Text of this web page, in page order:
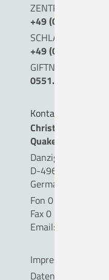
ZENTRALE
+49 (0) 54 31 . 15 -
+49 (0) 5431. 15
GIFTNOTRUF
0551.19240
Kontakt
Christliches
Quakenbrück
Danziger Straße 2
D-49610
Germany
Fon 0 54 31 . 15 - 0
Fax 0 54 31 . 15 -
Email:
Impressum
Datenschutz